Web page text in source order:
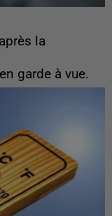
la
garde à vue.